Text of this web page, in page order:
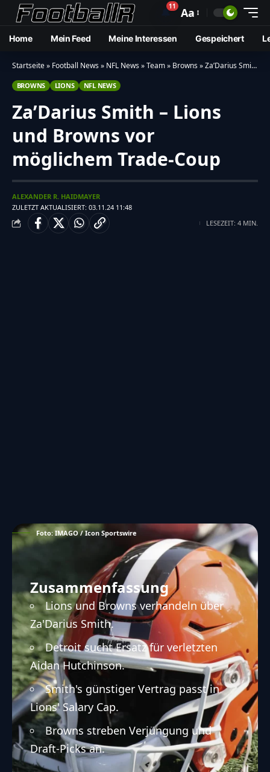
🔔11 Aa
Home Mein Feed Meine Interessen Gespeichert
Startseite» Football News» NFL News»Team» Browns»Za’Darius Smith – Lions und Browns vor möglichem Trade-Coup
BROWNS LIONS NFL NEWS
Za’Darius Smith – Lions
und Browns vor
möglichem Trade-Coup
ZULETZT AKTUALISIERT: 03.11.24 11:48
ALEXANDER R. HAIDMAYER
LESEZEIT: 4 MIN.
Foto: IMAGO / Icon Sportswire
Zusammenfassung
Lions und Browns verhandeln über
Za'Darius Smith.
Detroit sucht Ersatz für verletzten
Aidan Hutchinson.
Smith's günstiger Vertrag passt in
Lions' Salary Cap.
Browns streben Verjüngung und
Draft-Picks an.